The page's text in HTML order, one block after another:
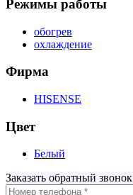
Режимы работы
обогрев
охлаждение
Фирма
HISENSE
Цвет
Белый
Заказать обратный звонок